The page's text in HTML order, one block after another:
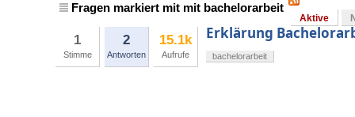
Fragen markiert mit mit bachelorarbeit
Aktive
1
Stimme
2
Antworten
15.1k
Aufrufe
Erklärung
bachelorarbeit